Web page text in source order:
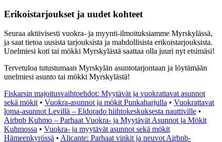
Erikoistarjoukset ja uudet kohteet
Seuraa aktiivisesti vuokra- ja myynti-ilmoituksiamme Myrskylässä,
ja saat tietoa uusista tarjouksista ja mahdollisista erikoistarjouksista.
Unelmiesi koti tai mökki Myrskylästä saattaa olla juuri nyt etsimäsi!
Tervetuloa tutustumaan Myrskylän asuntotarjontaan ja löytämään
unelmiesi asunto tai mökki Myrskylästä!
Fiskarsin majoitusvaihtoehdot: Myytävät ja vuokrattavat asunnot
sekä mökit • Vuokra-asunnot ja mökit Punkaharjulla • Vuokrattavat
loma-asunnot Levillä – Eldorado hiihtokeskuksesta nauttiville •
Airbnb Kuhmo – Parhaat Vuokra- ja Myytävät Asunnot ja Mökit
Kuhmossa • Vuokra- ja myytävät asunnot sekä mökit
Hämeenkyrössä • Alicante: Parhaat vinkit ja neuvot Airbnb-